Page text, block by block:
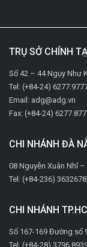
TRỤ SỞ CHÍNH
Số 42 – 44 Ngụy Như
Tel: (+84-24)
Email: adg@adg.vn
Fax: (+84-24)
CHI NHÁNH ĐÀ
08 Nguyễn Xuân Nhĩ
Tel: (+84-236) 3632678
CHI NHÁNH
Số 167-169 Đường số
Tel: (+84-28)